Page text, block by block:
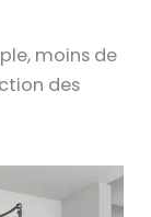
moins de
des